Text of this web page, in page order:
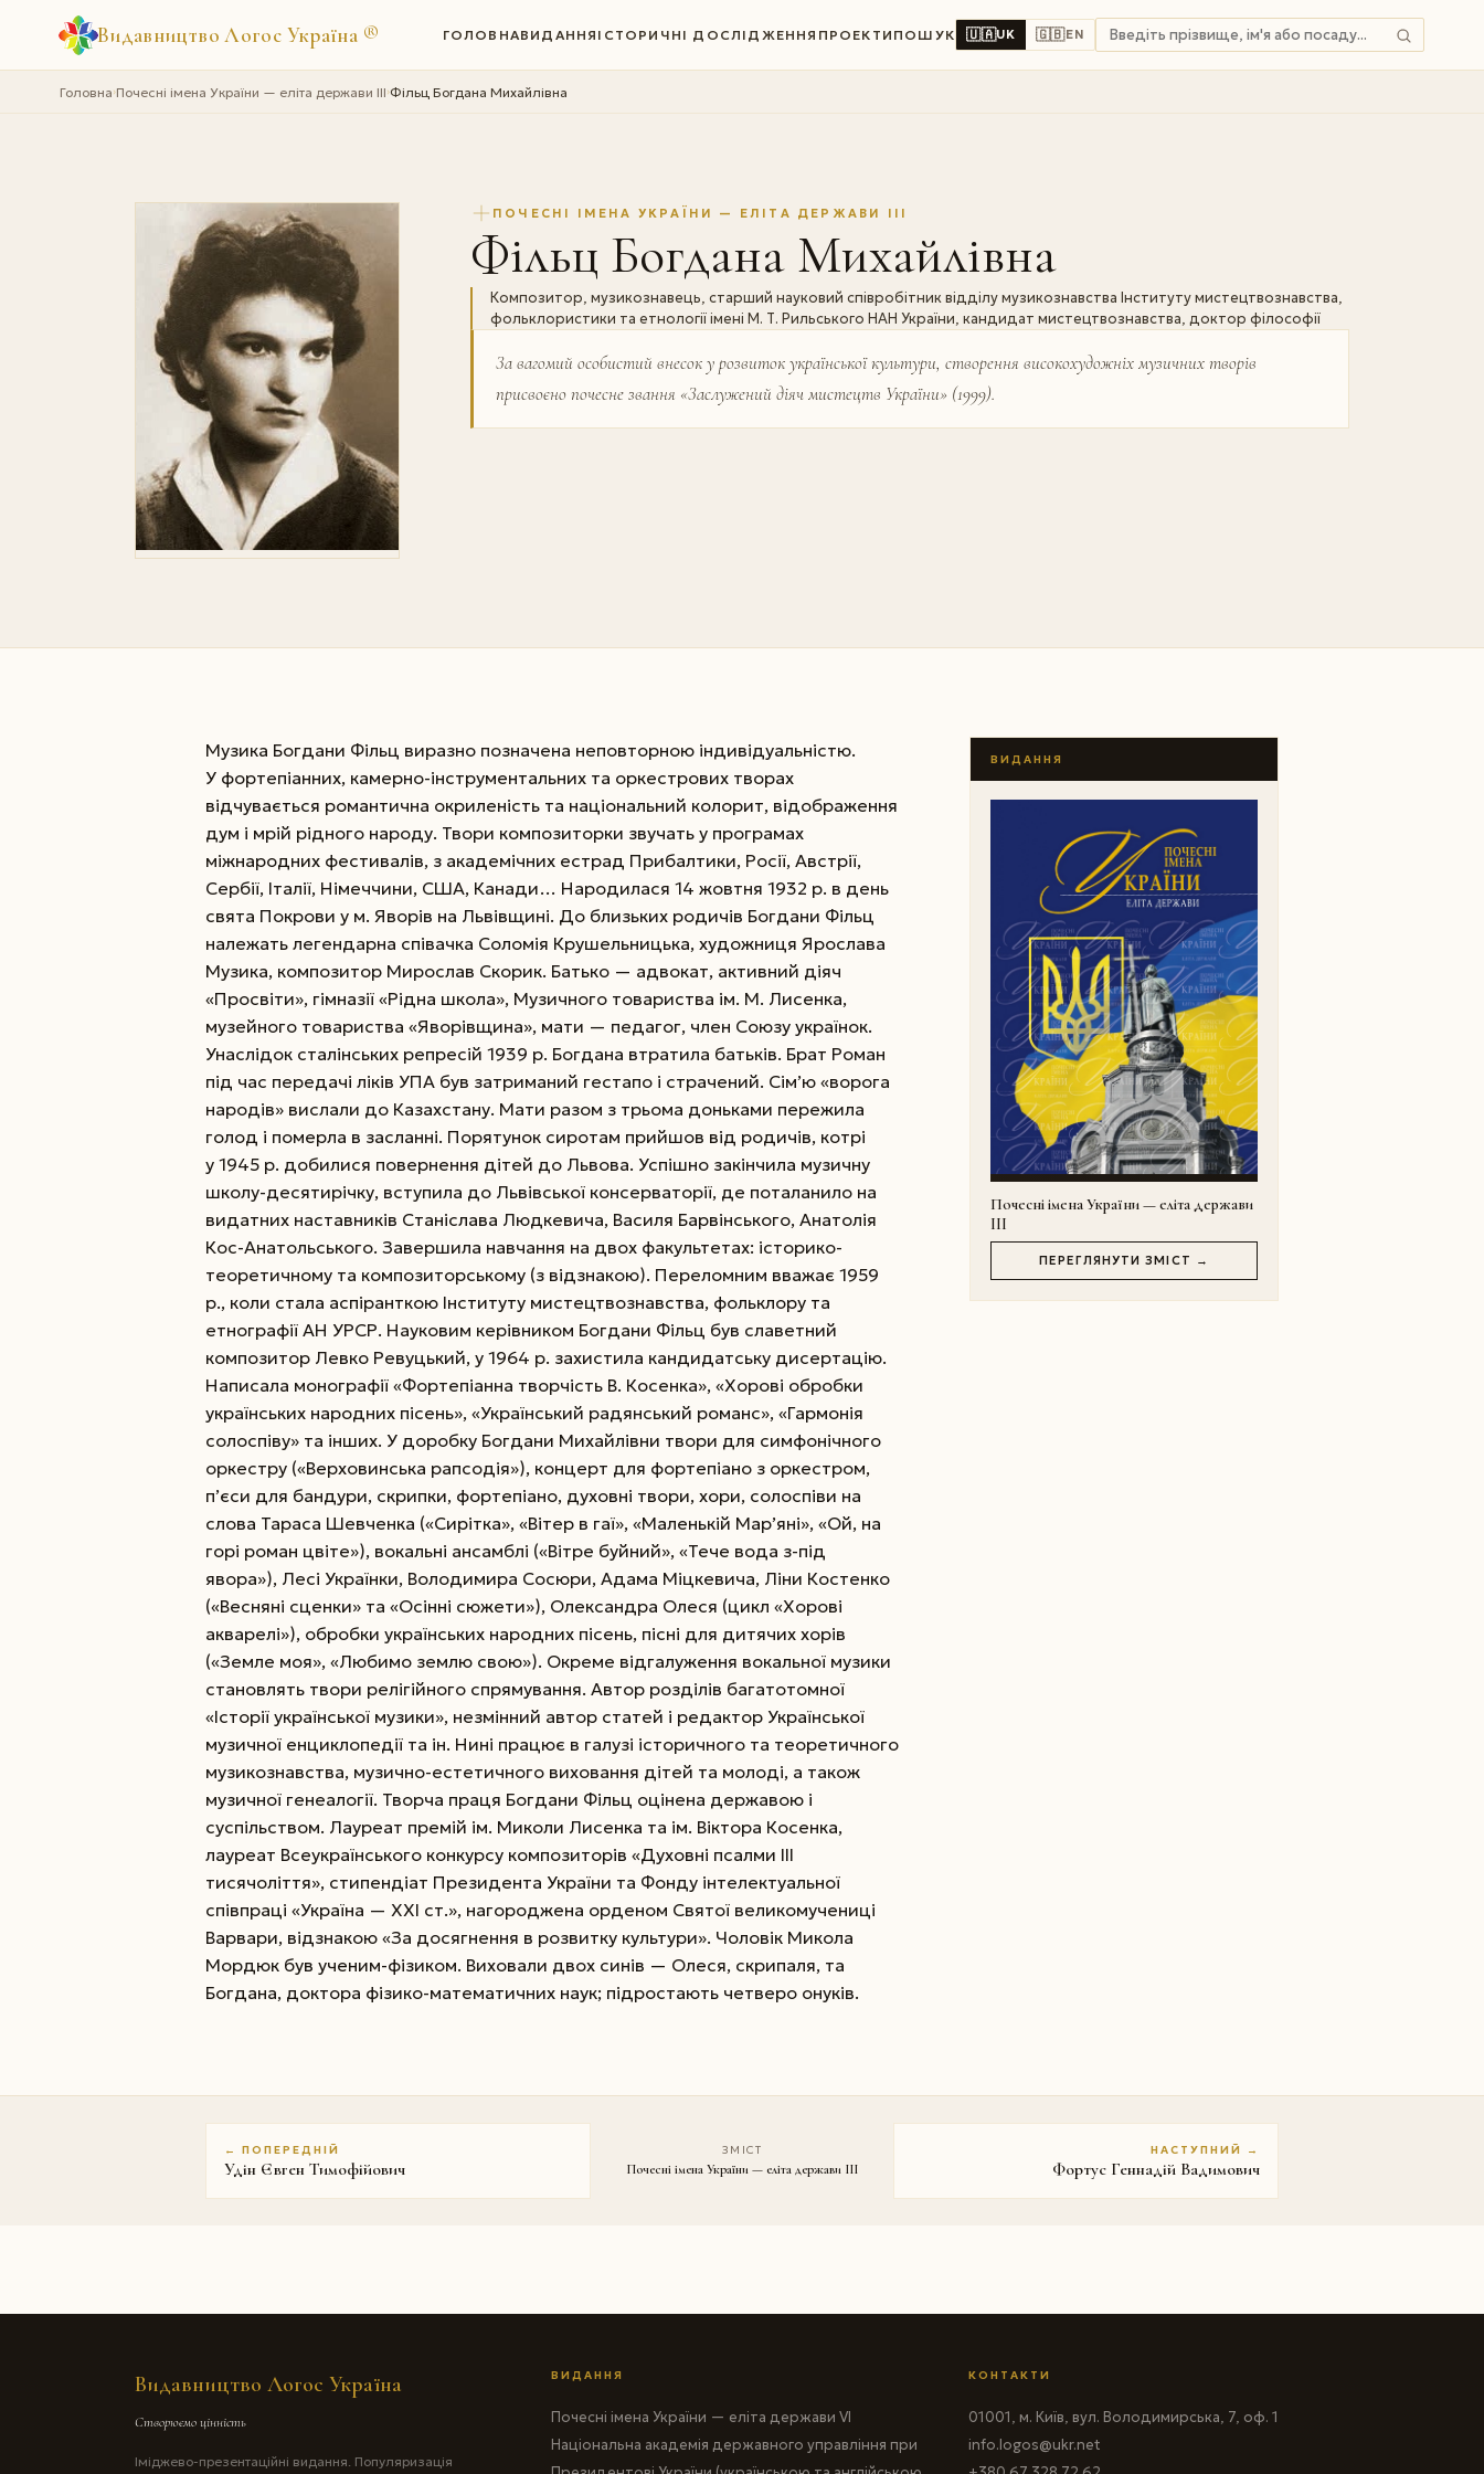
Видавництво Логос Україна ® ГОЛОВНАВИДАННЯ ІСТОРИЧНІ ДОСЛІДЖЕННЯ ПРОЕКТИ ПОШУК 🇺🇦UK 🇬🇧EN
Головна›Почесні імена України — еліта держави III›Фільц Богдана Михайлівна
ПОЧЕСНІ ІМЕНА УКРАЇНИ — ЕЛІТА ДЕРЖАВИ III
Фільц Богдана Михайлівна
Композитор, музикознавець, старший науковий співробітник відділу музикознавства Інституту мистецтвознавства,
фольклористики та етнології імені М. Т. Рильського НАН України, кандидат мистецтвознавства, доктор філософії
За вагомий особистий внесок у розвиток української культури, створення високохудожніх музичних творів
присвоєно почесне звання «Заслужений діяч мистецтв України» (1999).
Музика Богдани Фільц виразно позначена неповторною індивідуальністю.
У фортепіанних, камерно-інструментальних та оркестрових творах
відчувається романтична окриленість та національний колорит, відображення
дум і мрій рідного народу. Твори композиторки звучать у програмах
міжнародних фестивалів, з академічних естрад Прибалтики, Росії, Австрії,
Сербії, Італії, Німеччини, США, Канади… Народилася 14 жовтня 1932 р. в день
свята Покрови у м. Яворів на Львівщині. До близьких родичів Богдани Фільц
належать легендарна співачка Соломія Крушельницька, художниця Ярослава
Музика, композитор Мирослав Скорик. Батько — адвокат, активний діяч
«Просвіти», гімназії «Рідна школа», Музичного товариства ім. М. Лисенка,
музейного товарист­ва «Яворівщина», мати — педагог, член Союзу українок.
Унаслідок сталінських репресій 1939 р. Богдана втратила батьків. Брат Роман
під час передачі ліків УПА був затриманий гестапо і страчений. Сім’ю «ворога
народів» вислали до Казахстану. Мати разом з трьома доньками пережила
голод і померла в засланні. Порятунок сиротам прийшов від родичів, котрі
у 1945 р. добилися повернення дітей до Львова. Успішно закінчила музичну
школу-десятирічку, вступила до Львівської консерваторії, де поталанило на
видатних наставників Станіслава Людкевича, Василя Барвінського, Анатолія
Кос-Анатольського. Завершила навчання на двох факультетах: історико-
теоретичному та композиторському (з відзнакою). Переломним вважає 1959
р., коли стала аспіранткою Інституту мистецтвознавства, фольклору та
етнографії АН УРСР. Науковим керівником Богдани Фільц був славетний
композитор Левко Ревуцький, у 1964 р. захистила кандидатську дисертацію.
Написала монографії «Фортепіанна творчість В. Косенка», «Хорові обробки
українських народних пісень», «Український радянський романс», «Гармонія
солоспіву» та інших. У доробку Богдани Михайлівни твори для симфонічного
оркестру («Верховинська рапсодія»), концерт для фортепіано з оркестром,
п’єси для бандури, скрипки, фортепіано, духовні твори, хори, солоспіви на
слова Тараса Шевченка («Сирітка», «Вітер в гаї», «Маленькій Мар’яні», «Ой, на
горі роман цвіте»), вокальні ансамблі («Віт­ре буйний», «Тече вода з-під
явора»), Лесі Українки, Володимира Сосюри, Адама Міцкевича, Ліни Костенко
(«Весняні сценки» та «Осінні сюжети»), Олександра Олеся (цикл «Хорові
акварелі»), обробки українських народних пісень, пісні для дитячих хорів
(«Земле моя», «Любимо землю свою»). Окреме відгалуження вокальної музики
становлять твори релігійного спрямування. Автор розділів багатотомної
«Історії української музики», незмінний автор статей і редактор Української
музичної енциклопедії та ін. Нині працює в галузі історичного та теоретичного
музикознавства, музично-естетичного виховання дітей та молоді, а також
музичної генеалогії. Творча праця Богдани Фільц оцінена державою і
суспільством. Лауреат премій ім. Миколи Лисенка та ім. Віктора Косенка,
лауреат Все­українського конкурсу композиторів «Духовні псалми III
тисячоліття», стипендіат Президента України та Фонду інтелектуальної
співпраці «Україна — ХХI ст.», наго­роджена орденом Святої великомучениці
Варвари, відзнакою «За досягнення в розвитку культури». Чоловік Микола
Мордюк був ученим-фізиком. Виховали двох синів — Олеся, скрипаля, та
Богдана, доктора фізико-математичних наук; підростають четверо онуків.
ВИДАННЯ
Почесні імена України — еліта держави
III
ПЕРЕГЛЯНУТИ ЗМІСТ →
← ПОПЕРЕДНІЙ
Удін Євген Тимофійович
ЗМІСТ
Почесні імена України — еліта держави III
НАСТУПНИЙ →
Фортус Геннадій Вадимович
Видавництво Логос Україна
Створюємо цінність
Іміджево-презентаційні видання. Популяризація
ВИДАННЯ
Почесні імена України — еліта держави VI
Національна академія державного управління при
КОНТАКТИ
01001, м. Київ, вул. Володимирська, 7, оф. 1
info.logos@ukr.net